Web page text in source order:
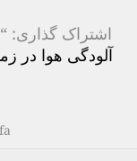
اشتراک گذاری: “